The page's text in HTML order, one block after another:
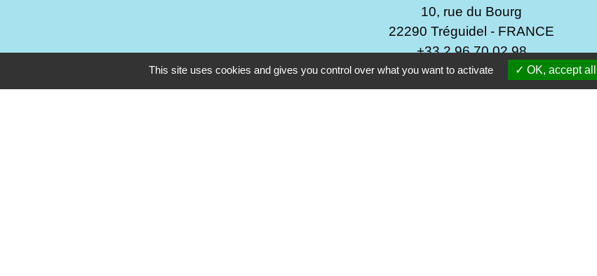
10, rue du Bourg
22290 Tréguidel - FRANCE
+33 2 96 70 02 98
Contact par formulaire
This site uses cookies and gives you control over what you want to activate OK, accept all